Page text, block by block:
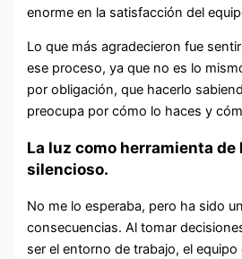
enorme en la satisfacción del
Lo que más agradecieron fue
ese proceso, ya que no es lo
por obligación, que hacerlo
preocupa por cómo lo haces y
La luz como herramienta de
silencioso.
No me lo esperaba, pero ha sido
consecuencias. Al tomar
ser el entorno de trabajo, el